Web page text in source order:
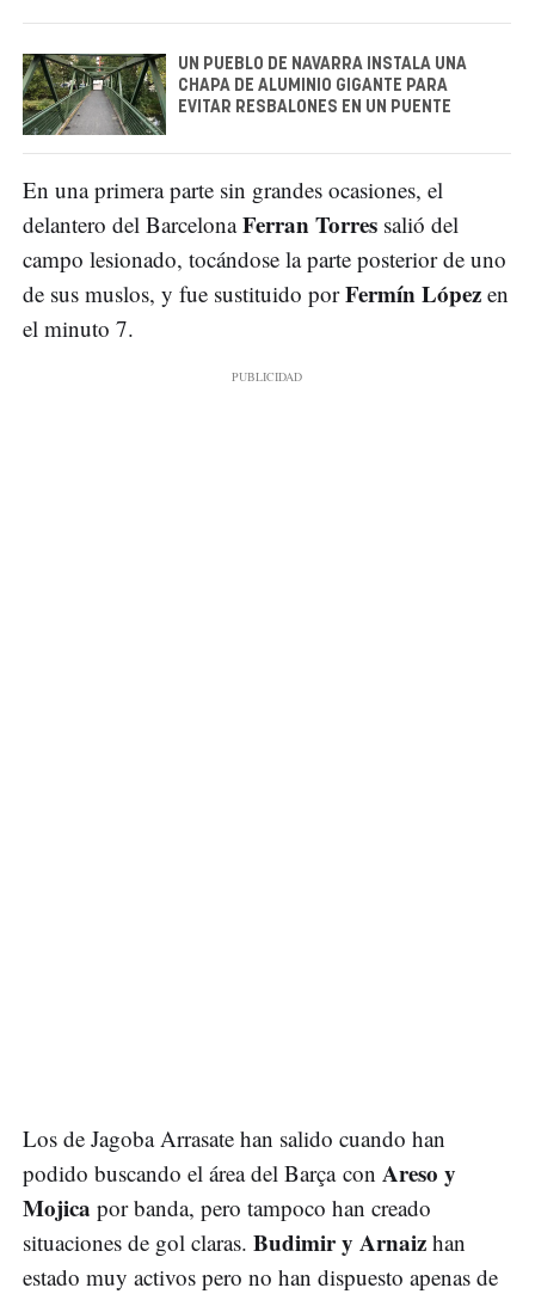
UN PUEBLO DE NAVARRA INSTALA UNA
CHAPA DE ALUMINIO GIGANTE PARA
EVITAR RESBALONES EN UN PUENTE
En una primera parte sin grandes ocasiones, el
delantero del BarcelonaFerran Torres salió del
campo lesionado, tocándose la parte posterior de uno
de sus muslos, y fue sustituido porFermín López en
el minuto 7.
Los de Jagoba Arrasate han salido cuando han
podido buscando el área del Barça con Areso y
Mojica por banda, pero tampoco han creado
situaciones de gol claras. Budimir y Arnaiz han
estado muy activos pero no han dispuesto apenas de